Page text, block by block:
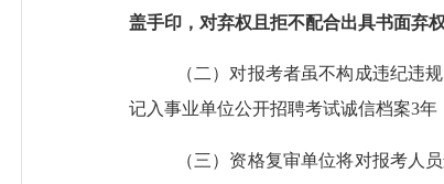
盖手印，对弃权且拒不配合出具书面弃
（二）对报考者虽不构成违纪违
记入事业单位公开招聘考试诚信档案3年
（三）资格复审单位将对报考人